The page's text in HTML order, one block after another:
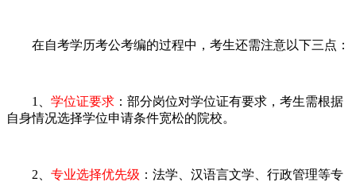
在自考学历考公考编的过程中，考生还需注意以下三点：
1、 学位证要求 ：部分岗位对学位证有要求，考生需根据
自身情况选择学位申请条件宽松的院校。
2、 专业选择优先级 ：法学、汉语言文学、行政管理等专